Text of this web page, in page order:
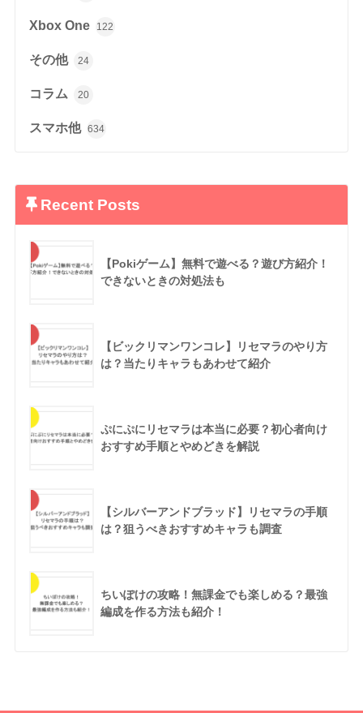
Xbox One 122
その他 24
コラム 20
スマホ他 634
Recent Posts
【Pokiゲーム】無料で遊べる？遊び方紹介！
できないときの対処法も
【ビックリマンワンコレ】リセマラのやり方
は？当たりキャラもあわせて紹介
ぷにぷにリセマラは本当に必要？初心者向け
おすすめ手順とやめどきを解説
【シルバーアンドブラッド】リセマラの手順
は？狙うべきおすすめキャラも調査
ちいぽけの攻略！無課金でも楽しめる？最強
編成を作る方法も紹介！